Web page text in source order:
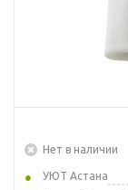
Нет в наличии
УЮТ Астана